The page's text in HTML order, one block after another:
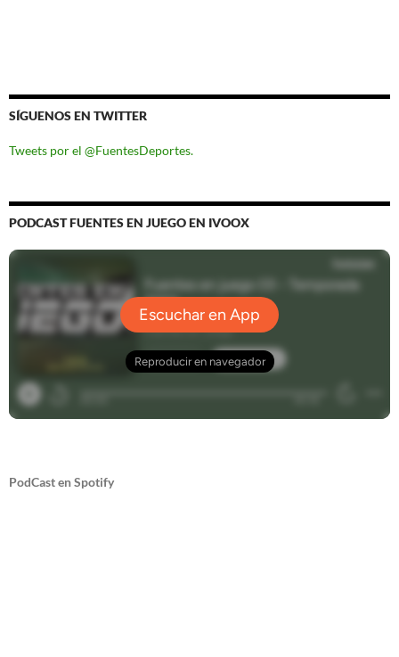
SÍGUENOS EN TWITTER
Tweets por el @FuentesDeportes.
PODCAST FUENTES EN JUEGO EN IVOOX
PodCast en Spotify